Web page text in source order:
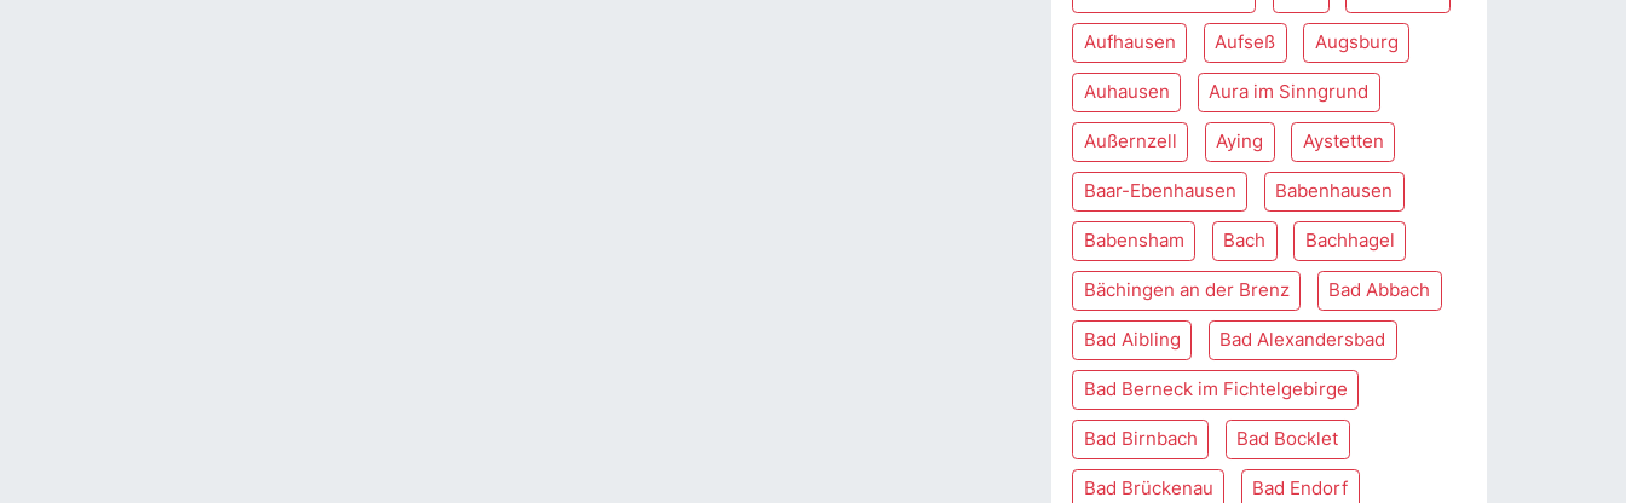
Aufhausen Aufseß Augsburg
Auhausen Aura im Sinngrund
Außernzell Aying Aystetten
Baar-Ebenhausen Babenhausen
Babensham Bach Bachhagel
Bächingen an der Brenz Bad Abbach
Bad Aibling Bad Alexandersbad
Bad Berneck im Fichtelgebirge
Bad Birnbach Bad Bocklet
Bad Brückenau Bad Endorf